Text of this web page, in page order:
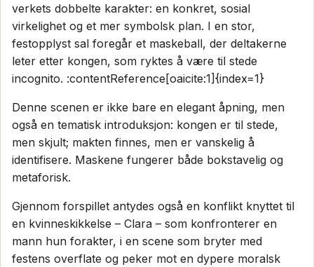
verkets dobbelte karakter: en konkret, sosial
virkelighet og et mer symbolsk plan. I en stor,
festopplyst sal foregår et maskeball, der deltakerne
leter etter kongen, som ryktes å være til stede
incognito. :contentReference[oaicite:1]{index=1}
Denne scenen er ikke bare en elegant åpning, men
også en tematisk introduksjon: kongen er til stede,
men skjult; makten finnes, men er vanskelig å
identifisere. Maskene fungerer både bokstavelig og
metaforisk.
Gjennom forspillet antydes også en konflikt knyttet til
en kvinneskikkelse – Clara – som konfronterer en
mann hun forakter, i en scene som bryter med
festens overflate og peker mot en dypere moralsk